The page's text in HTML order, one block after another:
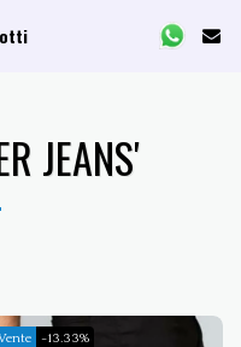
JEANS'
-13.33%